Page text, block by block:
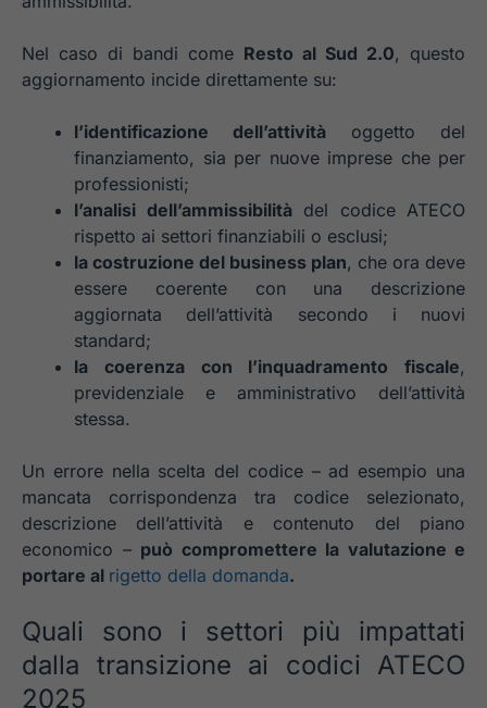
Nel caso di bandi come Resto al Sud 2.0, questo
aggiornamento incide direttamente su:
l’identificazione dell’attività oggetto del
finanziamento, sia per nuove imprese che per
professionisti;
l’analisi dell’ammissibilitàdel codice ATECO
rispetto ai settori finanziabili o esclusi;
la costruzione del business plan, che ora deve
essere coerente con una descrizione
aggiornata dell’attività secondo i nuovi
standard;
la coerenza con l’inquadramento fiscale,
previdenziale e amministrativo dell’attività
stessa.
Un errore nella scelta del codice – ad esempio una
mancata corrispondenza tra codice selezionato,
descrizione dell’attività e contenuto del piano
economico – può compromettere la valutazione e
portare al rigetto della domanda.
Quali sono i settori più impattati
dalla transizione ai codici ATECO
2025